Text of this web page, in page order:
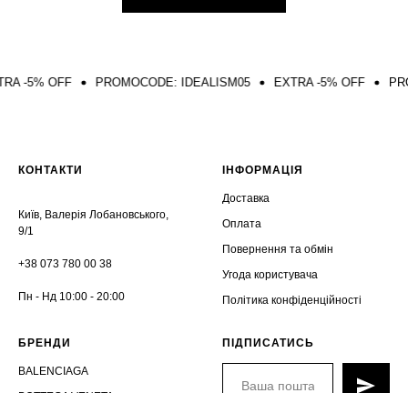
OFF PROMOCODE: IDEALISM05 EXTRA -5% OFF
КОНТАКТИ
Київ, Валерія Лобановського,
9/1
+38 073 780 00 38
Пн - Нд 10:00 - 20:00
ІНФОРМАЦІЯ
Доставка
Оплата
Повернення та обмін
Угода користувача
Політика конфіденційності
БРЕНДИ
BALENCIAGA
ПІДПИСАТИСЬ